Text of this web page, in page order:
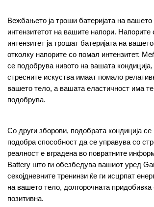
Вежбањето ја троши батеријата на
интензитетот на вашите напори. Напорите
интензитет ја трошат батеријата на
отколку напорите со помал интензитет.
се подобрува нивото на вашата
стресните искуства имаат помало
вашето тело, а вашата еластичност има
подобрува.
Со други зборови, подобрата кондиција се
подобра способност да се управува со
реалност е вградена во повратните
Battery што ги обезбедува вашиот уред
секојдневните тренинзи ќе ги исцрпат
на вашето тело, долгорочната придобивка
позитивна.